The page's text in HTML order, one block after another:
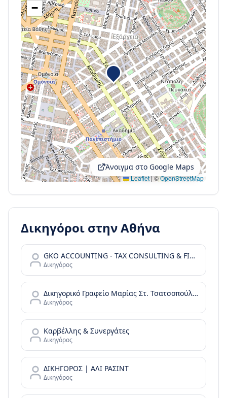
−
Leaflet|©OpenStreetMap
Άνοιγμα στο Google Maps
Δικηγόροι στηνΑθήνα
GKO ACCOUNTING - TAX CONSULTING & FINANCIAL SERVICES
Δικηγόρος
Δικηγορικό Γραφείο Μαρίας Στ. Τσατσοπούλου LAW it/Maria Tsatsopoulou Law office
Δικηγόρος
Καρβέλλης & Συνεργάτες
Δικηγόρος
ΔΙΚΗΓΟΡΟΣ | ΑΛΙ ΡΑΣΙΝΤ
Δικηγόρος